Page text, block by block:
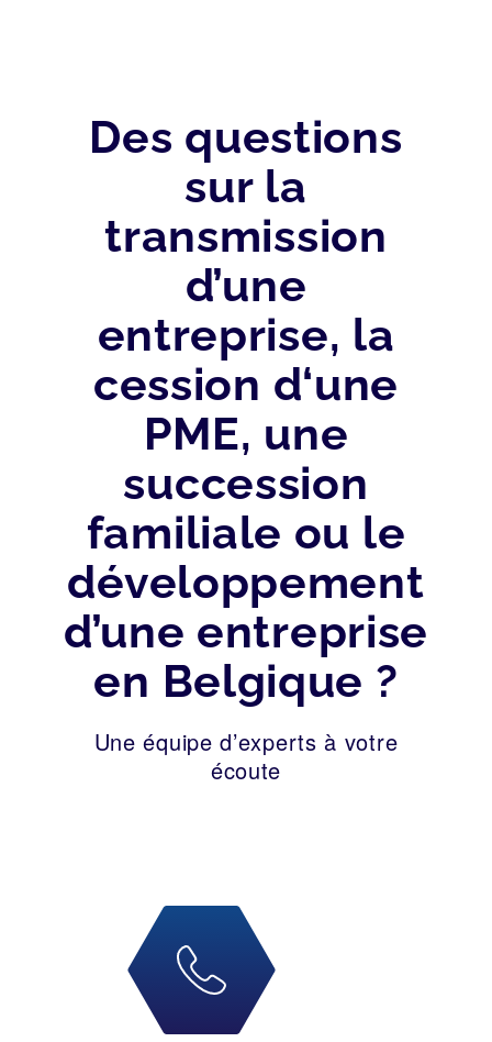
Des questions
sur la
transmission
d’une
entreprise, la
cession d‘une
PME, une
succession
familiale ou le
développement
d’une entreprise
en Belgique ?
Une équipe d’experts à votre
écoute